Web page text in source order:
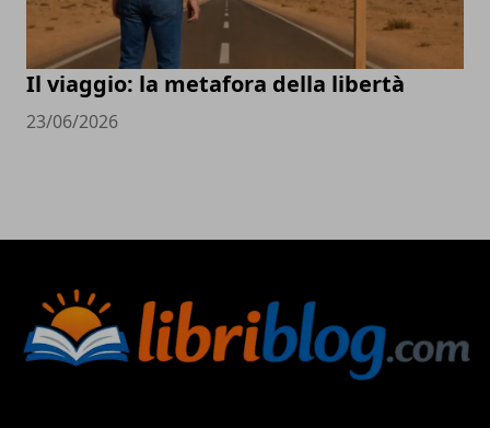
Il viaggio: la metafora della libertà
23/06/2026